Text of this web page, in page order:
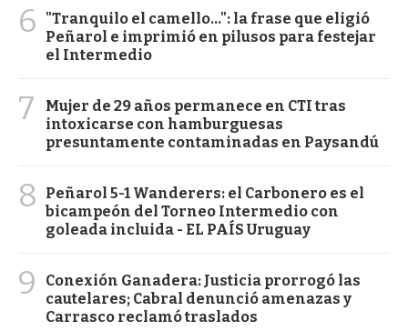
6
"Tranquilo el camello...": la frase que eligió
Peñarol e imprimió en pilusos para festejar
el Intermedio
7
Mujer de 29 años permanece en CTI tras
intoxicarse con hamburguesas
presuntamente contaminadas en Paysandú
8
Peñarol 5-1 Wanderers: el Carbonero es el
bicampeón del Torneo Intermedio con
goleada incluida - EL PAÍS Uruguay
9
Conexión Ganadera: Justicia prorrogó las
cautelares; Cabral denunció amenazas y
Carrasco reclamó traslados